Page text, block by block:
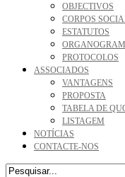
OBJECTIVOS
CORPOS
ESTATUTOS
PROTOCOLOS
ASSOCIADOS
VANTAGENS
PROPOSTA
TABELA DE
LISTAGEM
NOTÍCIAS
CONTACTE-NOS